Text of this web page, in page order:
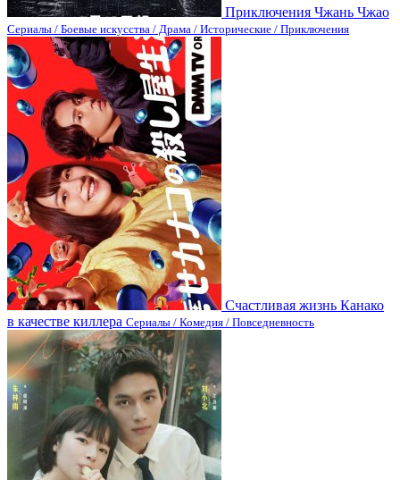
Приключения Чжань Чжао
Сериалы / Боевые искусства / Драма / Исторические / Приключения
Счастливая жизнь Канако
в качестве киллера Сериалы / Комедия / Повседневность